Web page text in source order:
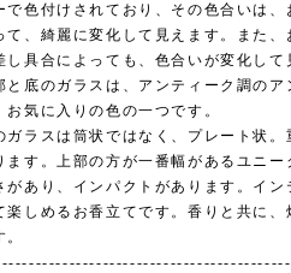
で色付けされており、その色合いは
て、綺麗に変化して見えます。また
し具合によっても、色合いが変化して
と底のガラスは、アンティーク調の
お気に入りの色の一つです。
ガラスは筒状ではなく、プレート状
ます。上部の方が一番幅があるユニー
があり、インパクトがあります。イン
楽しめるお香立てです。香りと共に
。